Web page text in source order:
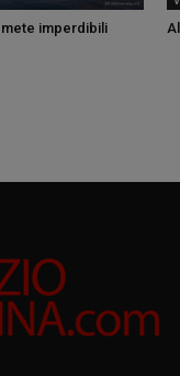
mete imperdibili